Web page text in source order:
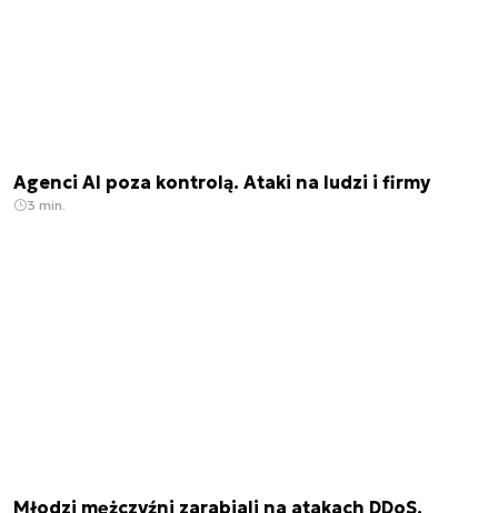
Agenci AI poza kontrolą. Ataki na ludzi i firmy
3 min.
Młodzi mężczyźni zarabiali na atakach DDoS.